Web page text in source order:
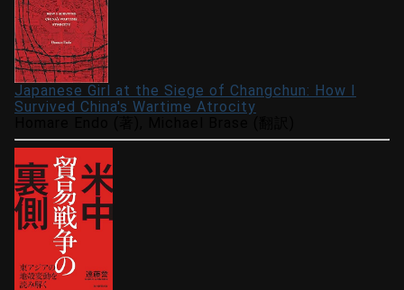
Japanese Girl at the Siege of Changchun: How I
Survived China's Wartime Atrocity